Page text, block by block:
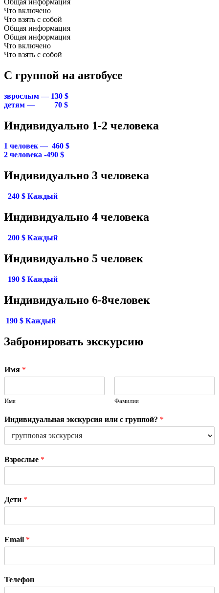
Что включено
Что взять с собой
Общая информация
Общая информация
Что включено
Что взять с собой
С группой на автобусе
зврослым — 130 $
детям — 70 $
Индивидуально 1-2 человека
1 человек — 460 $
2 человека -490 $
Индивидуально 3 человека
240 $ Каждый
Индивидуально 4 человека
200 $ Каждый
Индивидуально 5 человек
190 $ Каждый
Индивидуально 6-8человек
190 $ Каждый
Забронировать экскурсию
Имя *
Имя Фамилия
Индивидуальная экскурсия или с группой? *
Взрослые *
Дети *
Email *
Телефон